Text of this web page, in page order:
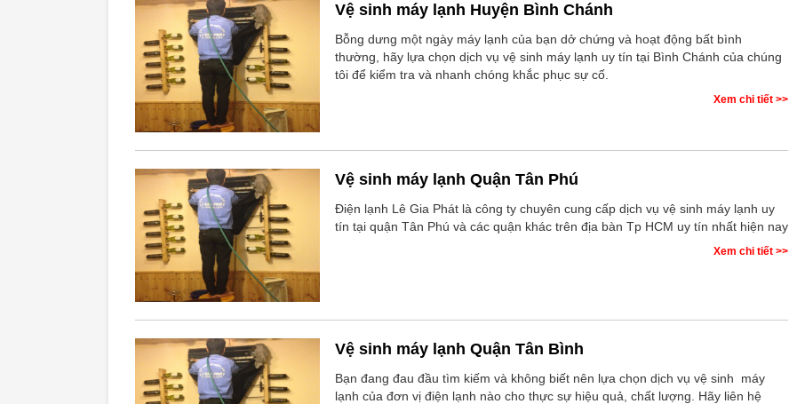
Vệ sinh máy lạnh Huyện Bình Chánh
Bỗng dưng một ngày máy lạnh của bạn dở chứng và hoạt động bất bình
thường, hãy lựa chọn dịch vụ vệ sinh máy lạnh uy tín tại Bình Chánh của chúng
tôi để kiểm tra và nhanh chóng khắc phục sự cố.
Xem chi tiết >>
Vệ sinh máy lạnh Quận Tân Phú
Điện lạnh Lê Gia Phát là công ty chuyên cung cấp dịch vụ vệ sinh máy lạnh uy
tín tại quận Tân Phú và các quận khác trên địa bàn Tp HCM uy tín nhất hiện nay
Xem chi tiết >>
Vệ sinh máy lạnh Quận Tân Bình
Bạn đang đau đầu tìm kiếm và không biết nên lựa chọn dịch vụ vệ sinh máy
lạnh của đơn vị điện lạnh nào cho thực sự hiệu quả, chất lượng. Hãy liên hệ